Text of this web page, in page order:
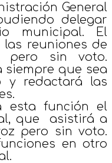
General
delegar
municipal. El
reuniones de
pero sin voto.
siempre que sea
y redactará las
esta función el
que asistirá a
pero sin voto.
en otro